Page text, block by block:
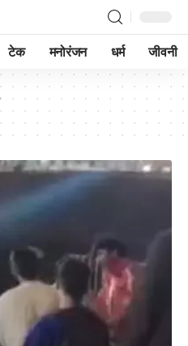
टेक मनोरंजन धर्म जीवनी